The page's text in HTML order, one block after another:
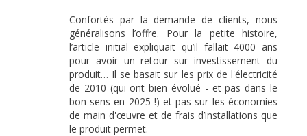
Confortés par la demande de clients, nous
généralisons l’offre. Pour la petite histoire,
l’article initial expliquait qu’il fallait 4000 ans
pour avoir un retour sur investissement du
produit… Il se basait sur les prix de l'électricité
de 2010 (qui ont bien évolué - et pas dans le
bon sens en 2025 !) et pas sur les économies
de main d'œuvre et de frais d’installations que
le produit permet.